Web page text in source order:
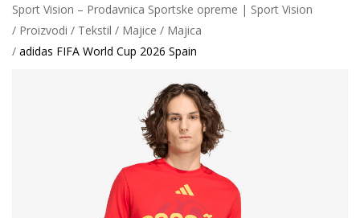
Sport Vision – Prodavnica Sportske opreme | Sport Vision
Proizvodi
Tekstil Majice
Majica
adidas FIFA World Cup 2026 Spain